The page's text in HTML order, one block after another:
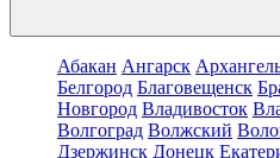
Абакан Ангарск
Белгород Благовещенск
Новгород Владивосток
Волгоград Волжский
Дзержинск Донецк